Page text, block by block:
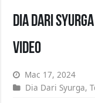
Dia Dari
Video
Mac 17, 2024
Dia Dari Syurga,